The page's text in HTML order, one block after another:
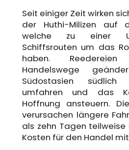
Seit einiger Zeit wirken
der Huthi-Milizen auf
welche zu einer
Schiffsrouten um das
haben.
Handelswege
Südostasien südlich
umfahren und das
Hoffnung ansteuern.
verursachen längere
als zehn Tagen teilweise
Kosten für den Handel